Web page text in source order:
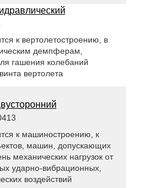
к вертолетостроению, в
демпферам,
гашения колебаний
вертолета
к машиностроению, к
машин, допускающих
механических нагрузок от
ударно-вибрационных,
воздействий